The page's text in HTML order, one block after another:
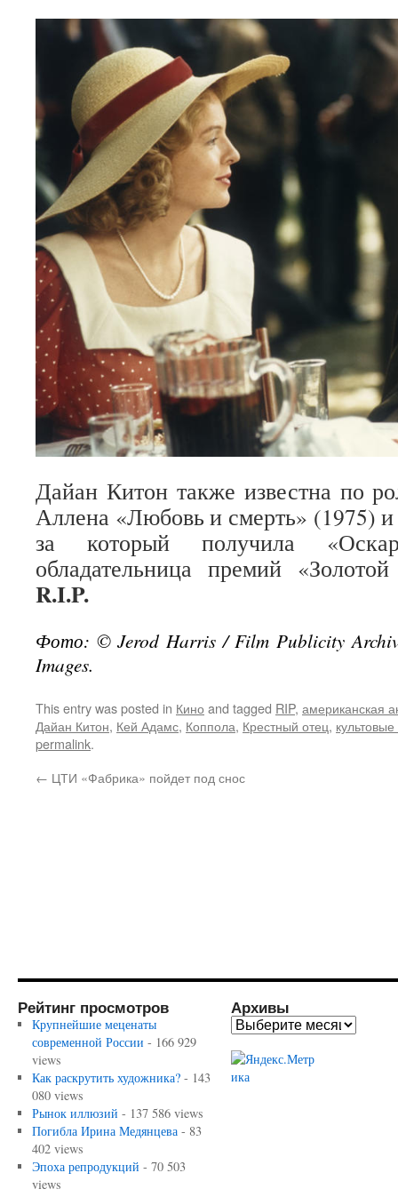
Дайан Китон также известна по
Аллена «Любовь и смерть» (1975)
за который получила
обладательница премий
R.I.P.
Фото: © Jerod Harris / Film Publicity
Images.
This entry was posted in Кино and tagged RIP, американская
Дайан Китон, Кей Адамс, Коппола, Крестный отец,
permalink.
← ЦТИ «Фабрика» пойдет под снос
Рейтинг просмотров
Крупнейшие меценаты
современной России - 166 929
views
Как раскрутить художника?- 143
080 views
Рынок иллюзий - 137 586 views
Погибла Ирина Медянцева- 83
402 views
Эпоха репродукций - 70 503
views
Архивы